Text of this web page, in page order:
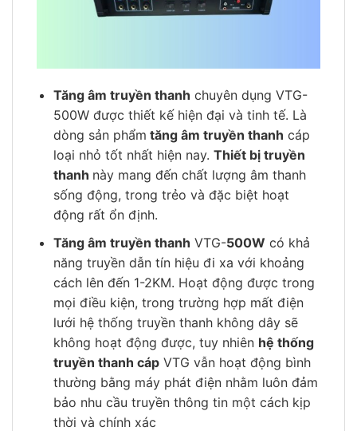
Tăng âm truyền thanh chuyên dụng VTG-
500W được thiết kế hiện đại và tinh tế. Là
dòng sản phẩm tăng âm truyền thanh cáp
loại nhỏ tốt nhất hiện nay. Thiết bị truyền
thanh này mang đến chất lượng âm thanh
sống động, trong trẻo và đặc biệt hoạt
động rất ổn định.
Tăng âm truyền thanh VTG-500W có khả
năng truyền dẫn tín hiệu đi xa với khoảng
cách lên đến 1-2KM. Hoạt động được trong
mọi điều kiện, trong trường hợp mất điện
lưới hệ thống truyền thanh không dây sẽ
không hoạt động được, tuy nhiên hệ thống
truyền thanh cápVTG vẫn hoạt động bình
thường bằng máy phát điện nhằm luôn đảm
bảo nhu cầu truyền thông tin một cách kịp
thời và chính xác